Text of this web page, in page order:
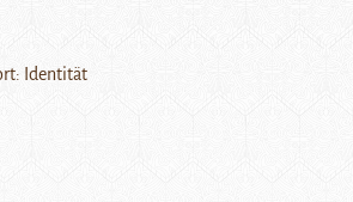
Identität